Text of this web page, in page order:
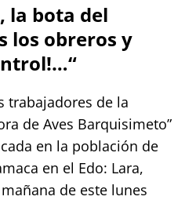
la bota del
los obreros y
trabajadores de la
de Aves Barquisimeto”
en la población de
en el Edo: Lara,
de este lunes